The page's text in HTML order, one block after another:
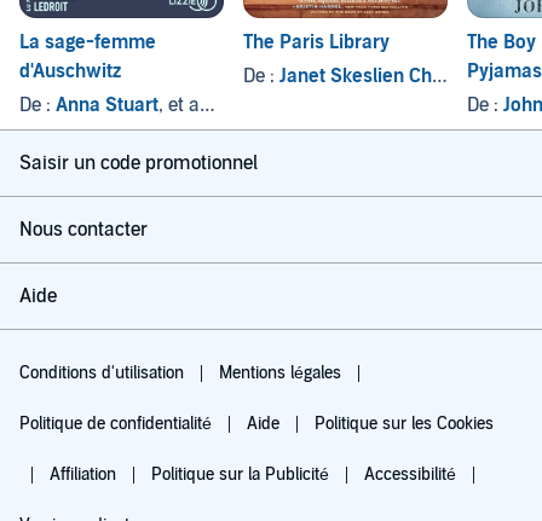
La sage-femme
d'Auschwitz
De : Anna Stuart, et autres
The Paris Library
De : Janet Skeslien Charles
The
Pyjamas
De :
Saisir un code promotionnel
Nous contacter
Aide
Conditions d'utilisation Mentions légales
Politique de confidentialité Aide Politique sur les Cookies
Affiliation Politique sur la Publicité Accessibilité